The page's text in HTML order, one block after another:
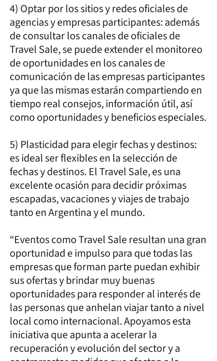
4) Optar por los sitios y redes oficiales de
agencias y empresas participantes: además
de consultar los canales de oficiales de
Travel Sale, se puede extender el monitoreo
de oportunidades en los canales de
comunicación de las empresas participantes
ya que las mismas estarán compartiendo en
tiempo real consejos, información útil, así
como oportunidades y beneficios especiales.
5) Plasticidad para elegir fechas y destinos:
es ideal ser flexibles en la selección de
fechas y destinos. El Travel Sale, es una
excelente ocasión para decidir próximas
escapadas, vacaciones y viajes de trabajo
tanto en Argentina y el mundo.
“Eventos como Travel Sale resultan una gran
oportunidad e impulso para que todas las
empresas que forman parte puedan exhibir
sus ofertas y brindar muy buenas
oportunidades para responder al interés de
las personas que anhelan viajar tanto a nivel
local como internacional. Apoyamos esta
iniciativa que apunta a acelerar la
recuperación y evolución del sector y a